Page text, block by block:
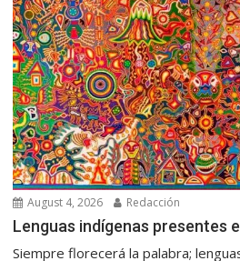
August 4, 2026 Redacción
Lenguas indígenas presentes
Siempre florecerá la palabra;